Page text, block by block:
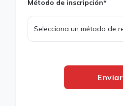
Método de inscripción*
Enviar